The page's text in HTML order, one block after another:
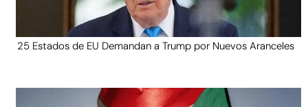
25 Estados de EU Demandan a Trump por Nuevos Aranceles